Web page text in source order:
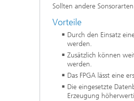
Sollten andere
Vorteile
Durch den Einsatz
werden.
Zusätzlich können
werden.
Das FPGA lässt eine
Die eingesetzte
Erzeugung